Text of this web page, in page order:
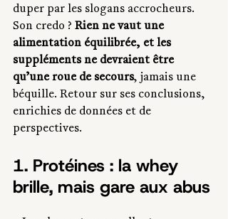
duper par les slogans accrocheurs.
Son credo ? Rien ne vaut une
alimentation équilibrée, et les
suppléments ne devraient être
qu’une roue de secours, jamais une
béquille. Retour sur ses conclusions,
enrichies de données et de
perspectives.
1. Protéines : la whey
brille, mais gare aux abus